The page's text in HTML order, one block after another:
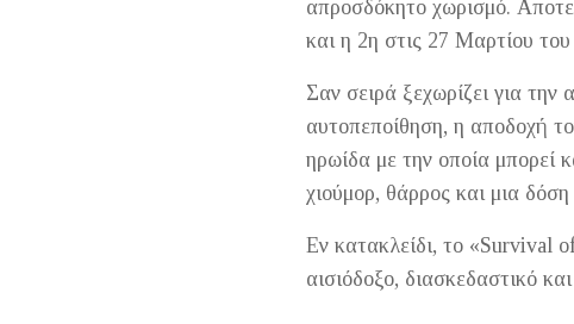
απροσδόκητο χωρισμό.
και η 2η στις 27 Μαρτίου
Σαν σειρά ξεχωρίζει για την
αυτοπεποίθηση, η αποδοχή
ηρωίδα με την οποία μπορεί
χιούμορ, θάρρος και μια
Εν κατακλείδι, το «Survival
αισιόδοξο, διασκεδαστικό